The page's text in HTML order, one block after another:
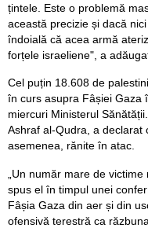
țintele. Este o problemă
această precizie și dacă
îndoială că acea armă
forțele israeliene", a
Cel puțin 18.608 de
în curs asupra Fâșiei Gaza
miercuri Ministerul
Ashraf al-Qudra, a declarat
asemenea, rănite în atac.
„Un număr mare de
spus el în timpul unei
Fâșia Gaza din aer și din
ofensivă terestră ca